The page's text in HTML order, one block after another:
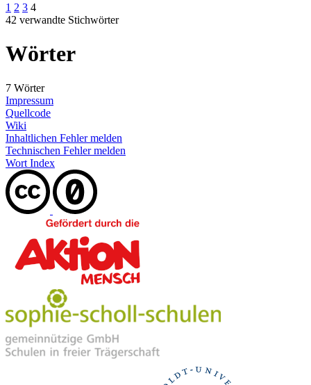
1 2 3 4
42 verwandte Stichwörter
Wörter
7 Wörter
Impressum
Quellcode
Wiki
Inhaltlichen Fehler melden
Technischen Fehler melden
Wort Index